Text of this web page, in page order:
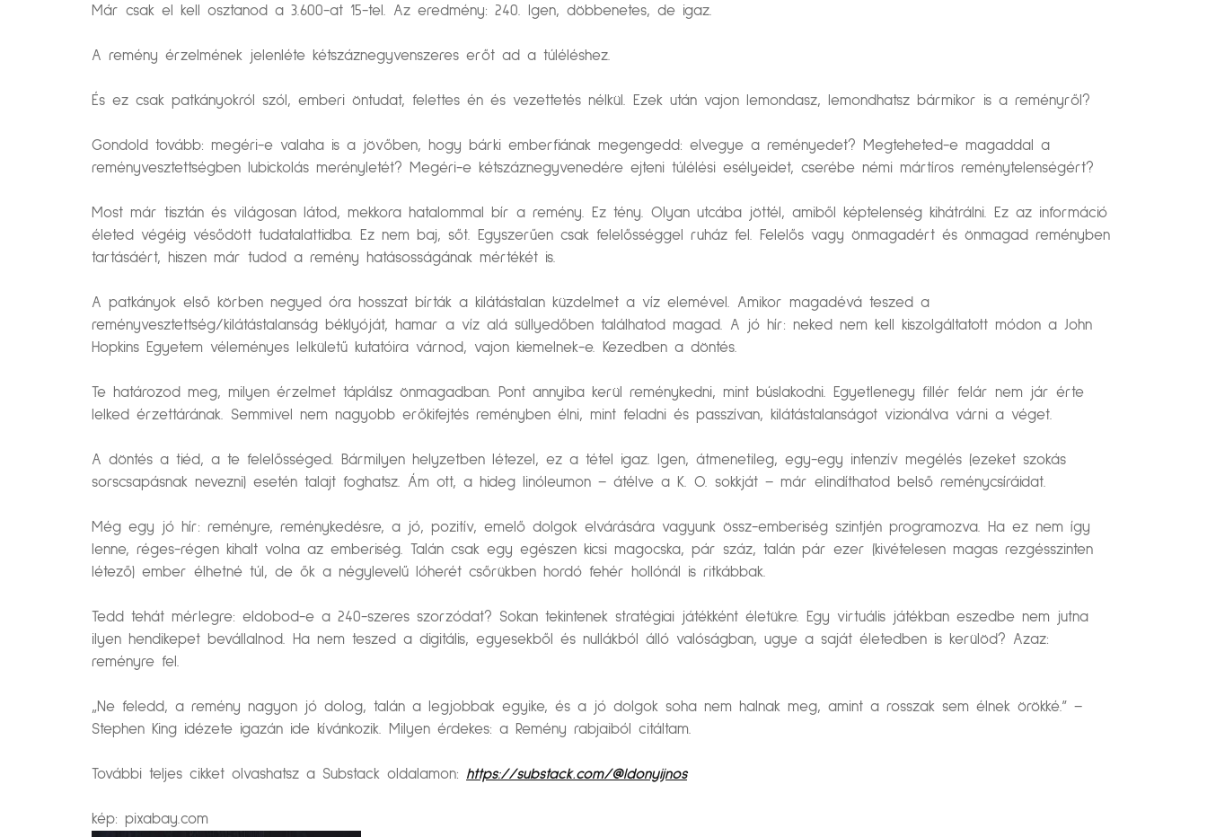
Már csak el kell osztanod a 3.600-at 15-tel. Az eredmény: 240. Igen, döbbenetes, de igaz.
A remény érzelmének jelenléte kétszáznegyvenszeres erőt ad a túléléshez.
És ez csak patkányokról szól, emberi öntudat, felettes én és vezettetés nélkül. Ezek után vajon lemondasz, lemondhatsz bármikor is a reményről?
Gondold tovább: megéri-e valaha is a jövőben, hogy bárki emberfiának megengedd: elvegye a reményedet? Megteheted-e magaddal a
reményvesztettségben lubickolás merényletét? Megéri-e kétszáznegyvenedére ejteni túlélési esélyeidet, cserébe némi mártíros reménytelenségért?
Most már tisztán és világosan látod, mekkora hatalommal bír a remény. Ez tény. Olyan utcába jöttél, amiből képtelenség kihátrálni. Ez az információ
életed végéig vésődött tudatalattidba. Ez nem baj, sőt. Egyszerűen csak felelősséggel ruház fel. Felelős vagy önmagadért és önmagad reményben
tartásáért, hiszen már tudod a remény hatásosságának mértékét is.
A patkányok első körben negyed óra hosszat bírták a kilátástalan küzdelmet a víz elemével. Amikor magadévá teszed a
reményvesztettség/kilátástalanság béklyóját, hamar a víz alá süllyedőben találhatod magad. A jó hír: neked nem kell kiszolgáltatott módon a John
Hopkins Egyetem véleményes lelkületű kutatóira várnod, vajon kiemelnek-e. Kezedben a döntés.
Te határozod meg, milyen érzelmet táplálsz önmagadban. Pont annyiba kerül reménykedni, mint búslakodni. Egyetlenegy fillér felár nem jár érte
lelked érzettárának. Semmivel nem nagyobb erőkifejtés reményben élni, mint feladni és passzívan, kilátástalanságot vizionálva várni a véget.
A döntés a tiéd, a te felelősséged. Bármilyen helyzetben létezel, ez a tétel igaz. Igen, átmenetileg, egy-egy intenzív megélés (ezeket szokás
sorscsapásnak nevezni) esetén talajt foghatsz. Ám ott, a hideg linóleumon – átélve a K. O. sokkját – már elindíthatod belső reménycsíráidat.
Még egy jó hír: reményre, reménykedésre, a jó, pozitív, emelő dolgok elvárására vagyunk össz-emberiség szintjén programozva. Ha ez nem így
lenne, réges-régen kihalt volna az emberiség. Talán csak egy egészen kicsi magocska, pár száz, talán pár ezer (kivételesen magas rezgésszinten
létező) ember élhetné túl, de ők a négylevelű lóherét csőrükben hordó fehér hollónál is ritkábbak.
Tedd tehát mérlegre: eldobod-e a 240-szeres szorzódat? Sokan tekintenek stratégiai játékként életükre. Egy virtuális játékban eszedbe nem jutna
ilyen hendikepet bevállalnod. Ha nem teszed a digitális, egyesekből és nullákból álló valóságban, ugye a saját életedben is kerülöd? Azaz:
reményre fel.
„Ne feledd, a remény nagyon jó dolog, talán a legjobbak egyike, és a jó dolgok soha nem halnak meg, amint a rosszak sem élnek örökké.” –
Stephen King idézete igazán ide kívánkozik. Milyen érdekes: a Remény rabjaiból citáltam.
További teljes cikket olvashatsz a Substack oldalamon: https://substack.com/@ldonyijnos
kép: pixabay.com